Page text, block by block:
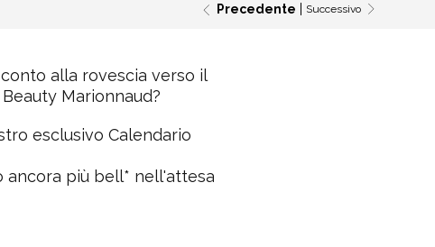
Precedente Successivo
alla rovescia verso il
Marionnaud?
esclusivo Calendario
ancora più bell* nell'attesa